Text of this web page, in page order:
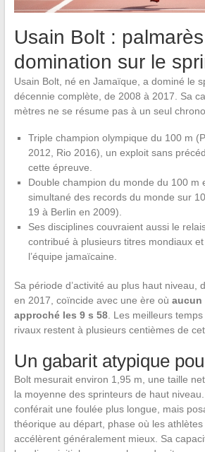
Usain Bolt :
domination sur le
Usain Bolt, né en Jamaïque, a dominé le
décennie complète, de 2008 à 2017. Sa
mètres ne se résume pas à un seul chrono.
Triple champion olympique du 100 m
2012, Rio 2016), un exploit sans
cette épreuve.
Double champion du monde du 100 m
simultané des records du monde sur
19 à Berlin en 2009).
Ses disciplines couvraient aussi le
contribué à plusieurs titres mondiaux
l’équipe jamaïcaine.
Sa période d’activité au plus haut niveau,
en 2017, coïncide avec une ère où aucun
approché les 9 s 58. Les meilleurs
rivaux restent à plusieurs centièmes de
Un gabarit atypique
Bolt mesurait environ 1,95 m, une taille
la moyenne des sprinteurs de haut
conférait une foulée plus longue, mais
théorique au départ, phase où les
accélèrent généralement mieux. Sa